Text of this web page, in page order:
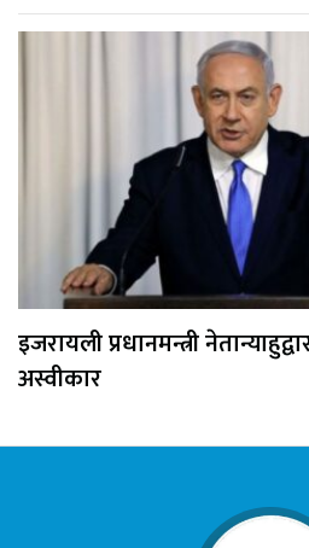
इजरायली प्रधानमन्त्री
अस्वीकार